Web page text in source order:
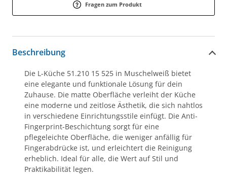
Fragen zum Produkt
Beschreibung
Die L-Küche 51.210 15 525 in Muschelweiß bietet
eine elegante und funktionale Lösung für dein
Zuhause. Die matte Oberfläche verleiht der Küche
eine moderne und zeitlose Ästhetik, die sich nahtlos
in verschiedene Einrichtungsstile einfügt. Die Anti-
Fingerprint-Beschichtung sorgt für eine
pflegeleichte Oberfläche, die weniger anfällig für
Fingerabdrücke ist, und erleichtert die Reinigung
erheblich. Ideal für alle, die Wert auf Stil und
Praktikabilität legen.